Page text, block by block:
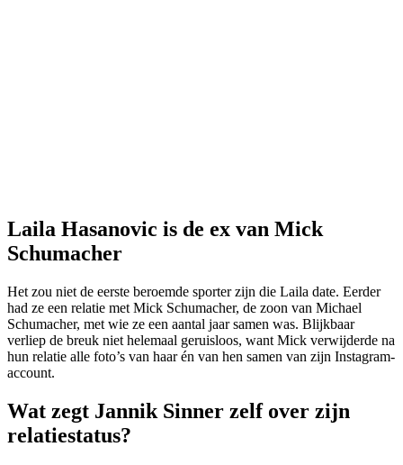
Laila Hasanovic is de ex van Mick
Schumacher
Het zou niet de eerste beroemde sporter zijn die Laila date. Eerder
had ze een relatie met Mick Schumacher, de zoon van Michael
Schumacher, met wie ze een aantal jaar samen was. Blijkbaar
verliep de breuk niet helemaal geruisloos, want Mick verwijderde na
hun relatie alle foto’s van haar én van hen samen van zijn Instagram-
account.
Wat zegt Jannik Sinner zelf over zijn
relatiestatus?